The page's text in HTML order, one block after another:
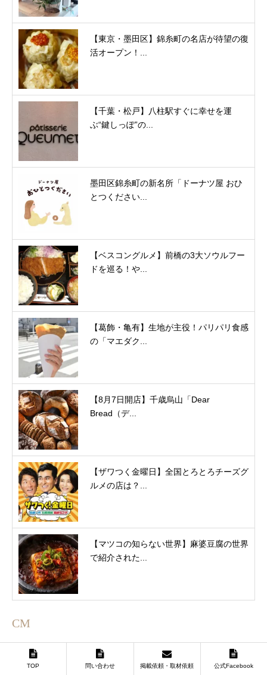
【東京・墨田区】錦糸町の名店が待望の復
活オープン！...
【千葉・松戸】八柱駅すぐに幸せを運
ぶ“鍵しっぽ”の...
墨田区錦糸町の新名所「ドーナツ屋 おひ
とつください...
【ベスコングルメ】前橋の3大ソウルフー
ドを巡る！や...
【葛飾・亀有】生地が主役！パリパリ食感
の「マエダク...
【8月7日開店】千歳烏山「Dear
Bread（デ...
【ザワつく金曜日】全国とろとろチーズグ
ルメの店は？...
【マツコの知らない世界】麻婆豆腐の世界
で紹介された...
CM
TOP 問い合わせ 掲載依頼・取材依頼 公式Facebook